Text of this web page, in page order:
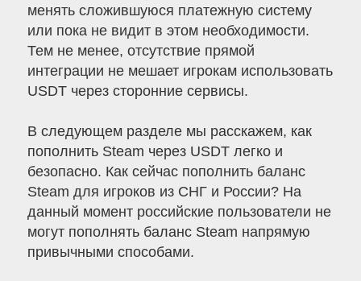
менять сложившуюся платежную систему
или пока не видит в этом необходимости.
Тем не менее, отсутствие прямой
интеграции не мешает игрокам использовать
USDT через сторонние сервисы.
В следующем разделе мы расскажем, как
пополнить Steam через USDT легко и
безопасно. Как сейчас пополнить баланс
Steam для игроков из СНГ и России? На
данный момент российские пользователи не
могут пополнять баланс Steam напрямую
привычными способами.